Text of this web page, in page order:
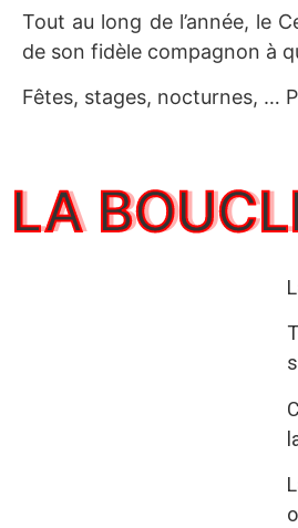
Tout au long de l’année, le
de son fidèle compagnon à
Fêtes, stages, nocturnes, …
LA